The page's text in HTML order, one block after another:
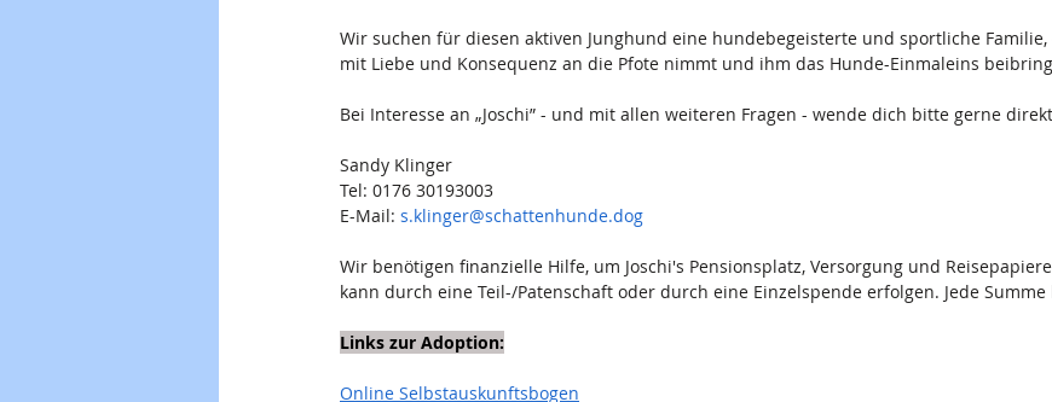
Wir suchen für diesen aktiven Junghund eine hundebegeisterte und sportliche Familie,
mit Liebe und Konsequenz an die Pfote nimmt und ihm das Hunde-Einmaleins
Bei Interesse an „Joschi” - und mit allen weiteren Fragen - wende dich bitte gerne
Sandy Klinger
Tel: 0176 30193003
E-Mail: s.klinger@schattenhunde.dog
Wir benötigen finanzielle Hilfe, um Joschi's Pensionsplatz, Versorgung und
kann durch eine Teil-/Patenschaft oder durch eine Einzelspende erfolgen. Jede
Links zur Adoption:
Online Selbstauskunftsbogen